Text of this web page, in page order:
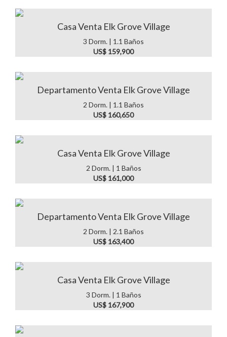
Casa Venta Elk Grove Village
3 Dorm. | 1.1 Baños
US$ 159,900
Departamento Venta Elk Grove Village
2 Dorm. | 1.1 Baños
US$ 160,650
Casa Venta Elk Grove Village
2 Dorm. | 1 Baños
US$ 161,000
Departamento Venta Elk Grove Village
2 Dorm. | 2.1 Baños
US$ 163,400
Casa Venta Elk Grove Village
3 Dorm. | 1 Baños
US$ 167,900